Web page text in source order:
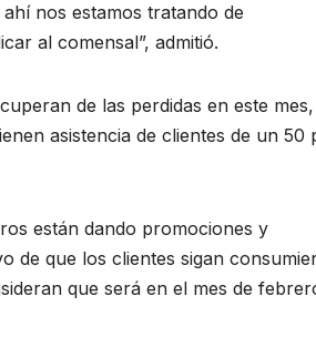
nos estamos tratando de
al comensal”, admitió.
de las perdidas en este mes,
asistencia de clientes de un 50
están dando promociones y
de que los clientes sigan
que será en el mes de